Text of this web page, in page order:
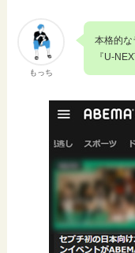
もっち
本格的な
『U-